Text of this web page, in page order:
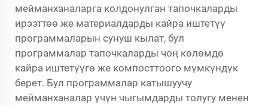
мейманханаларга колдонулган тапочкаларды
ирээттөө же материалдарды кайра иштетүү
программаларын сунуш кылат, бул
программалар тапочкаларды чоң көлөмдө
кайра иштетүүгө же компосттоого мүмкүндүк
берет. Бул программалар катышуучу
мейманханалар үчүн чыгымдарды толугу менен